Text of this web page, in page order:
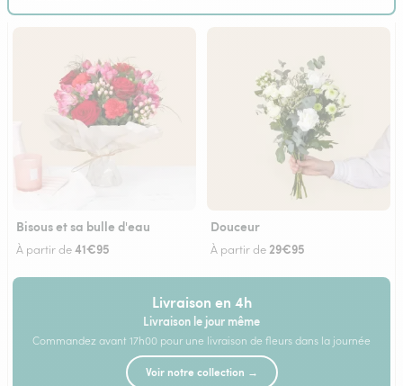
Bisous et sa bulle d'eau
À partir de41€95
Douceur
À partir de29€95
Livraison en 4h
Livraison le jour même
Commandez avant 17h00 pour une livraison de fleurs dans la journée
Voir notre collection →